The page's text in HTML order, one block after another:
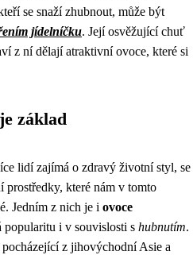
se snaží zhubnout, může být
jídelníčku. Její osvěžující chuť
z ní dělají atraktivní ovoce, které si
základ
lidí zajímá o zdravý životní styl, se
které nám v tomto
Jedním z nich je i ovoce
popularitu i v souvislosti s hubnutím.
z jihovýchodní Asie a